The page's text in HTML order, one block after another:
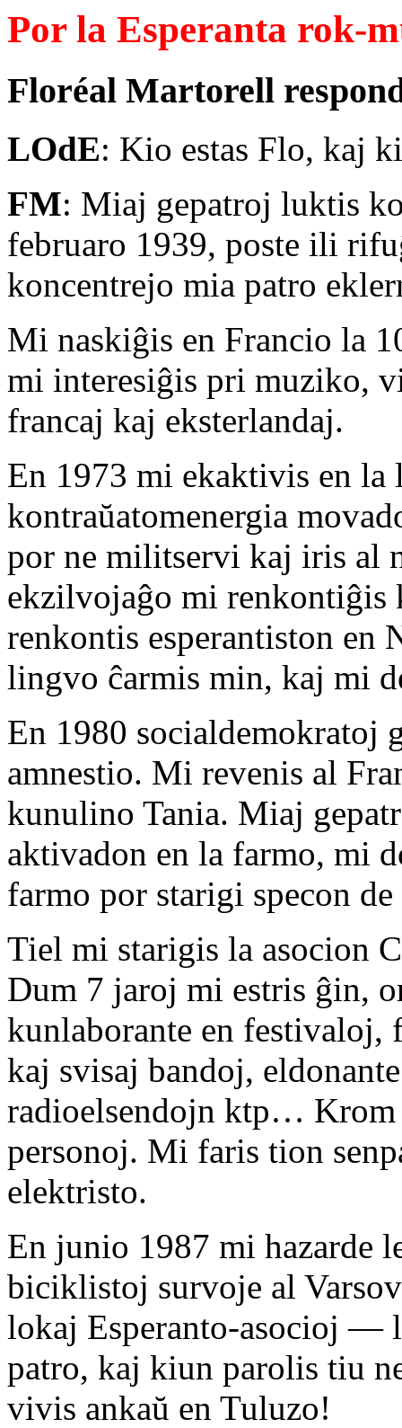
Por la Esperanta rok-
Floréal Martorell
LOdE: Kio estas Flo, kaj
FM: Miaj gepatroj luktis
februaro 1939, poste ili
koncentrejo mia patro
Mi naskiĝis en Francio la
mi interesiĝis pri muziko,
francaj kaj eksterlandaj.
En 1973 mi ekaktivis en
kontraŭatomenergia
por ne militservi kaj iris al
ekzilvojaĝo mi renkontiĝis
renkontis esperantiston en
lingvo ĉarmis min, kaj mi
En 1980 socialdemokratoj
amnestio. Mi revenis al
kunulino Tania. Miaj
aktivadon en la farmo, mi
farmo por starigi specon
Tiel mi starigis la asocion
Dum 7 jaroj mi estris ĝin,
kunlaborante en festivaloj,
kaj svisaj bandoj,
radioelsendojn ktp… Krom
personoj. Mi faris tion
elektristo.
En junio 1987 mi hazarde
biciklistoj survoje al
lokaj Esperanto-asocioj —
patro, kaj kiun parolis tiu
vivis ankaŭ en Tuluzo!